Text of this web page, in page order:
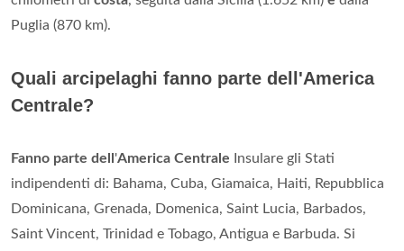
Puglia (870 km).
Quali arcipelaghi fanno parte dell'America
Centrale?
Fanno parte dell 'America Centrale Insulare gli Stati
indipendenti di: Bahama, Cuba, Giamaica, Haiti, Repubblica
Dominicana, Grenada, Domenica, Saint Lucia, Barbados,
Saint Vincent, Trinidad e Tobago, Antigua e Barbuda. Si